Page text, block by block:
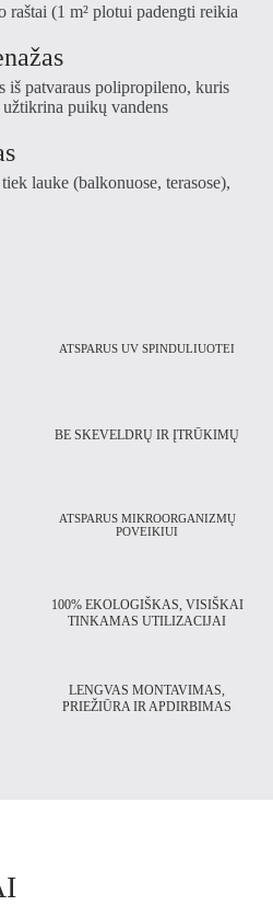
(1 m² plotui padengti reikia
iš patvaraus polipropileno, kuris
puikų vandens
lauke (balkonuose, terasose),
ATSPARUS UV SPINDULIUOTEI
BE SKEVELDRŲ IR ĮTRŪKIMŲ
ATSPARUS MIKROORGANIZMŲ
POVEIKIUI
100% EKOLOGIŠKAS, VISIŠKAI
TINKAMAS UTILIZACIJAI
LENGVAS MONTAVIMAS,
PRIEŽIŪRA IR APDIRBIMAS